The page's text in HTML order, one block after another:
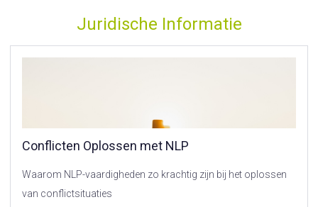
Juridische Informatie
Conflicten Oplossen met NLP
Waarom NLP-vaardigheden zo krachtig zijn bij het oplossen
van conflictsituaties